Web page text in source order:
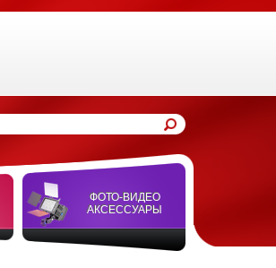
ФОТО-ВИДЕО
АКСЕССУАРЫ